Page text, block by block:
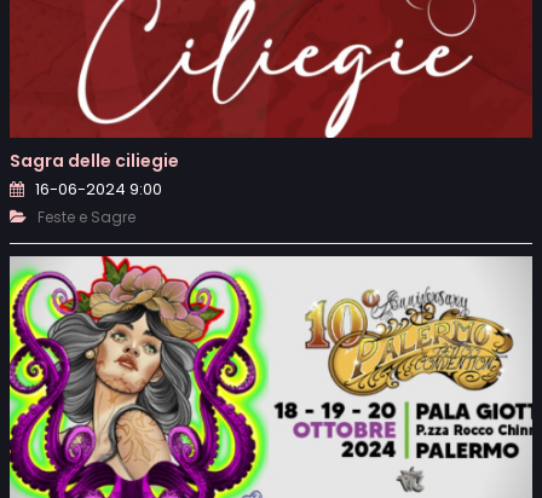
Sagra delle ciliegie
16-06-2024 9:00
Feste e Sagre